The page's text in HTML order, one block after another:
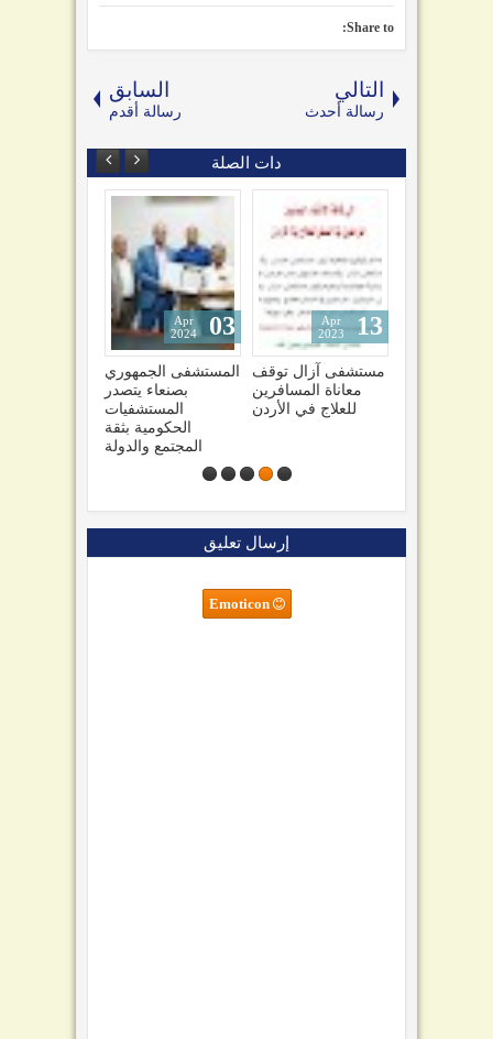
Share to:
التالي
رسالة أحدث
السابق
رسالة أقدم
دات الصلة
المستشفى
03
مستشفى آزال توقف
معاناة المسافرين
للعلاج في الأردن
13
Apr
2023
مختبرات العولقي
تعزز خدماتها
للمنشئات والأفراد
Apr
2023
إرسال تعليق
Emoticon